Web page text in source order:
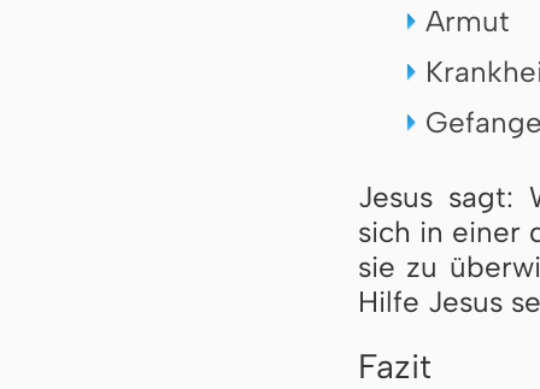
Armut
Jesus sagt:
sich in ei­ner
sie zu
Hil­fe Je­sus
Fazit